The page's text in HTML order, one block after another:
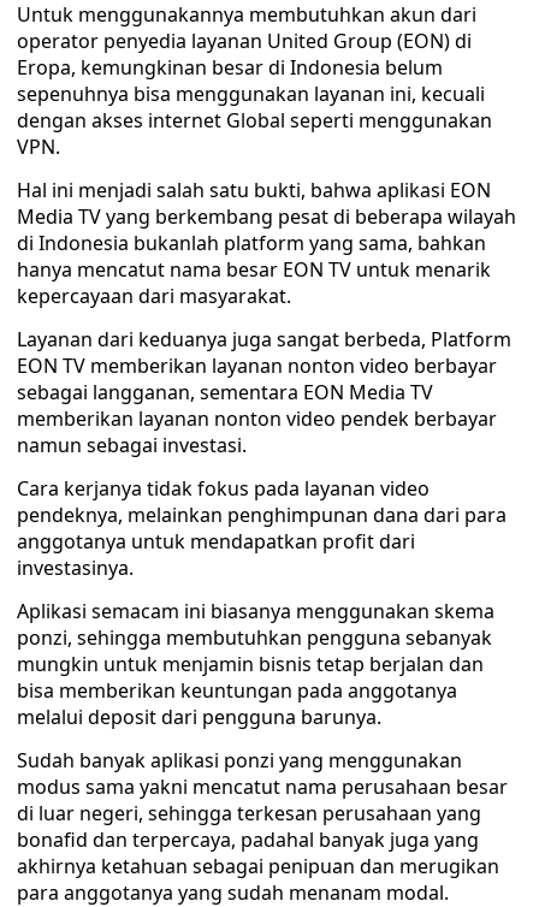
Untuk menggunakannya membutuhkan akun dari
operator penyedia layanan United Group (EON) di
Eropa, kemungkinan besar di Indonesia belum
sepenuhnya bisa menggunakan layanan ini, kecuali
dengan akses internet Global seperti menggunakan
VPN.
Hal ini menjadi salah satu bukti, bahwa aplikasi EON
Media TV yang berkembang pesat di beberapa wilayah
di Indonesia bukanlah platform yang sama, bahkan
hanya mencatut nama besar EON TV untuk menarik
kepercayaan dari masyarakat.
Layanan dari keduanya juga sangat berbeda, Platform
EON TV memberikan layanan nonton video berbayar
sebagai langganan, sementara EON Media TV
memberikan layanan nonton video pendek berbayar
namun sebagai investasi.
Cara kerjanya tidak fokus pada layanan video
pendeknya, melainkan penghimpunan dana dari para
anggotanya untuk mendapatkan profit dari
investasinya.
Aplikasi semacam ini biasanya menggunakan skema
ponzi, sehingga membutuhkan pengguna sebanyak
mungkin untuk menjamin bisnis tetap berjalan dan
bisa memberikan keuntungan pada anggotanya
melalui deposit dari pengguna barunya.
Sudah banyak aplikasi ponzi yang menggunakan
modus sama yakni mencatut nama perusahaan besar
di luar negeri, sehingga terkesan perusahaan yang
bonafid dan terpercaya, padahal banyak juga yang
akhirnya ketahuan sebagai penipuan dan merugikan
para anggotanya yang sudah menanam modal.